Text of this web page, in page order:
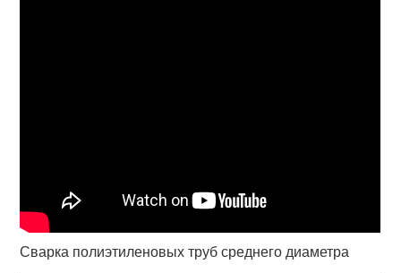
Сварка полиэтиленовых труб среднего диаметра